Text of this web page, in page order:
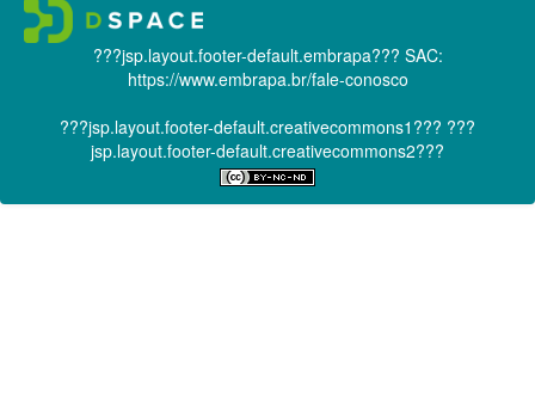
???jsp.layout.footer-default.embrapa??? SAC:
https://www.embrapa.br/fale-conosco
???jsp.layout.footer-default.creativecommons1??? ???
jsp.layout.footer-default.creativecommons2???